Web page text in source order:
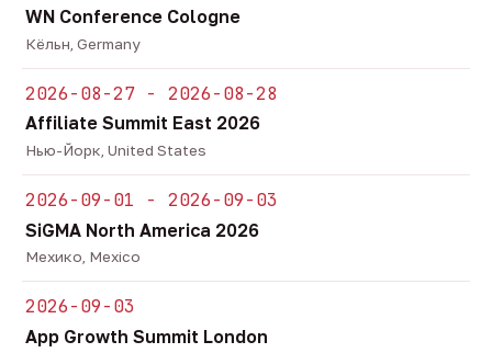
WN Conference Cologne
Кёльн, Germany
2026-08-27 - 2026-08-28
Affiliate Summit East 2026
Нью-Йорк, United States
2026-09-01 - 2026-09-03
SiGMA North America 2026
Мехико, Mexico
2026-09-03
App Growth Summit London